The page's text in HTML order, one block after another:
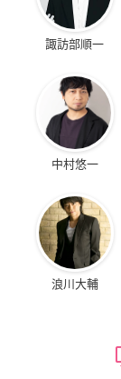
諏訪部順一
中村悠一
浪川大輔